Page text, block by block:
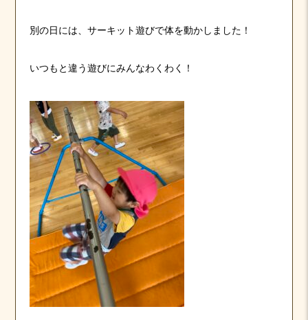
別の日には、サーキット遊びで体を動かしました！
いつもと違う遊びにみんなわくわく！